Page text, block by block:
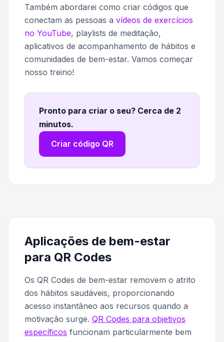
Também abordarei como criar códigos que
conectam as pessoas a vídeos de exercícios
no YouTube, playlists de meditação,
aplicativos de acompanhamento de hábitos e
comunidades de bem-estar. Vamos começar
nosso treino!
Pronto para criar o seu? Cerca de 2
minutos.
Criar código QR
Aplicações de bem-estar
para QR Codes
Os QR Codes de bem-estar removem o atrito
dos hábitos saudáveis, proporcionando
acesso instantâneo aos recursos quando a
motivação surge. QR Codes para objetivos
específicos funcionam particularmente bem